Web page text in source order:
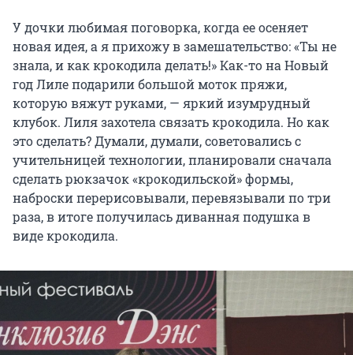
У дочки любимая поговорка, когда ее осеняет
новая идея, а я прихожу в замешательство: «Ты не
знала, и как крокодила делать!» Как-то на Новый
год Лиле подарили большой моток пряжи,
которую вяжут руками, — яркий изумрудный
клубок. Лиля захотела связать крокодила. Но как
это сделать? Думали, думали, советовались с
учительницей технологии, планировали сначала
сделать рюкзачок «крокодильской» формы,
наброски перерисовывали, перевязывали по три
раза, в итоге получилась диванная подушка в
виде крокодила.